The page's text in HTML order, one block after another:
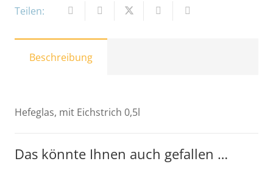
Teilen:
Beschreibung
Hefeglas, mit Eichstrich 0,5l
Das könnte Ihnen auch gefallen …